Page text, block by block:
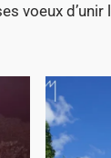
voeux